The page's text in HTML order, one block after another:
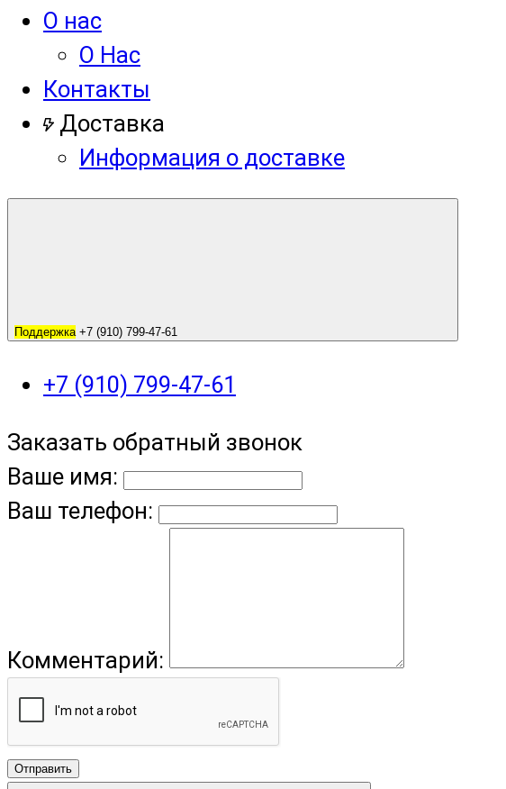
О нас
О Нас
Контакты
Доставка
Информация о доставке
Поддержка +7 (910) 799-47-61
+7 (910) 799-47-61
Заказать обратный звонок
Ваше имя:
Ваш телефон:
Комментарий:
Отправить